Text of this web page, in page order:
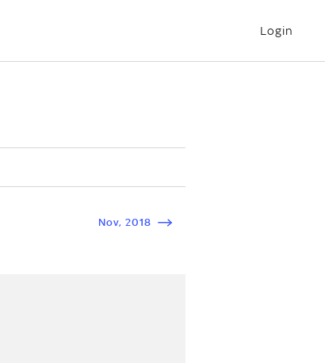
Login
Nov, 2018